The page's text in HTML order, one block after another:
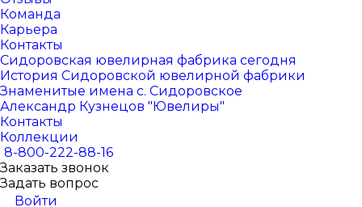
Команда
Карьера
Контакты
Сидоровская ювелирная фабрика сегодня
История Сидоровской ювелирной фабрики
Знаменитые имена с. Сидоровское
Александр Кузнецов "Ювелиры"
Контакты
Коллекции
8-800-222-88-16
Заказать звонок
Задать вопрос
Войти